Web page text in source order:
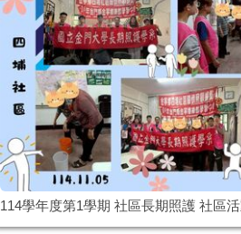
114學年度第1學期 社區長期照護 社區